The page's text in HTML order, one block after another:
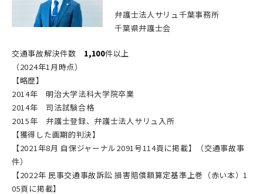
弁護士法人サリュ千葉事務所
千葉県弁護士会
交通事故解決件数 1,100件以上
（2024年1月時点）
【略歴】
2014年 明治大学法科大学院卒業
2014年 司法試験合格
2015年 弁護士登録、弁護士法人サリュ入所
【獲得した画期的判決】
【2021年8月 自保ジャーナル2091号114頁に掲載】（交通事故事
件）
【2022年 民事交通事故訴訟 損害賠償額算定基準上巻（赤い本）1
05頁に掲載】